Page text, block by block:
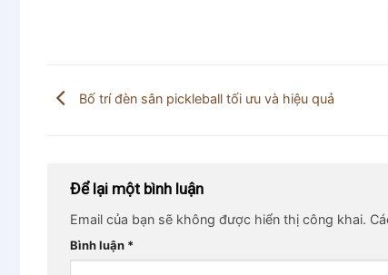
Bố trí đèn sân pickleball tối ưu và hiệu quả
Để lại một bình luận
Email của bạn sẽ không được hiển thị công khai.
Bình luận *